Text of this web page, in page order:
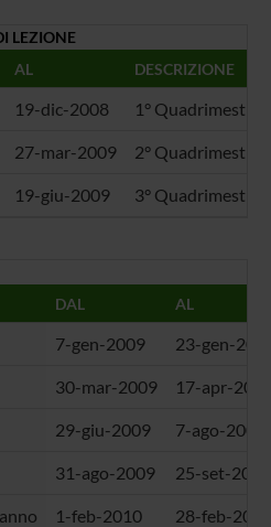
LEZIONE
AL DESCRIZIONE
19-dic-2008 1° Quadrimestre
27-mar-2009 2° Quadrimestre
19-giu-2009 3° Quadrimestre
DAL AL
7-gen-2009 23-gen-
30-mar-2009 17-apr-
29-giu-2009 7-ago-2009
31-ago-2009 25-set-2009
1-feb-2010 28-feb-2010